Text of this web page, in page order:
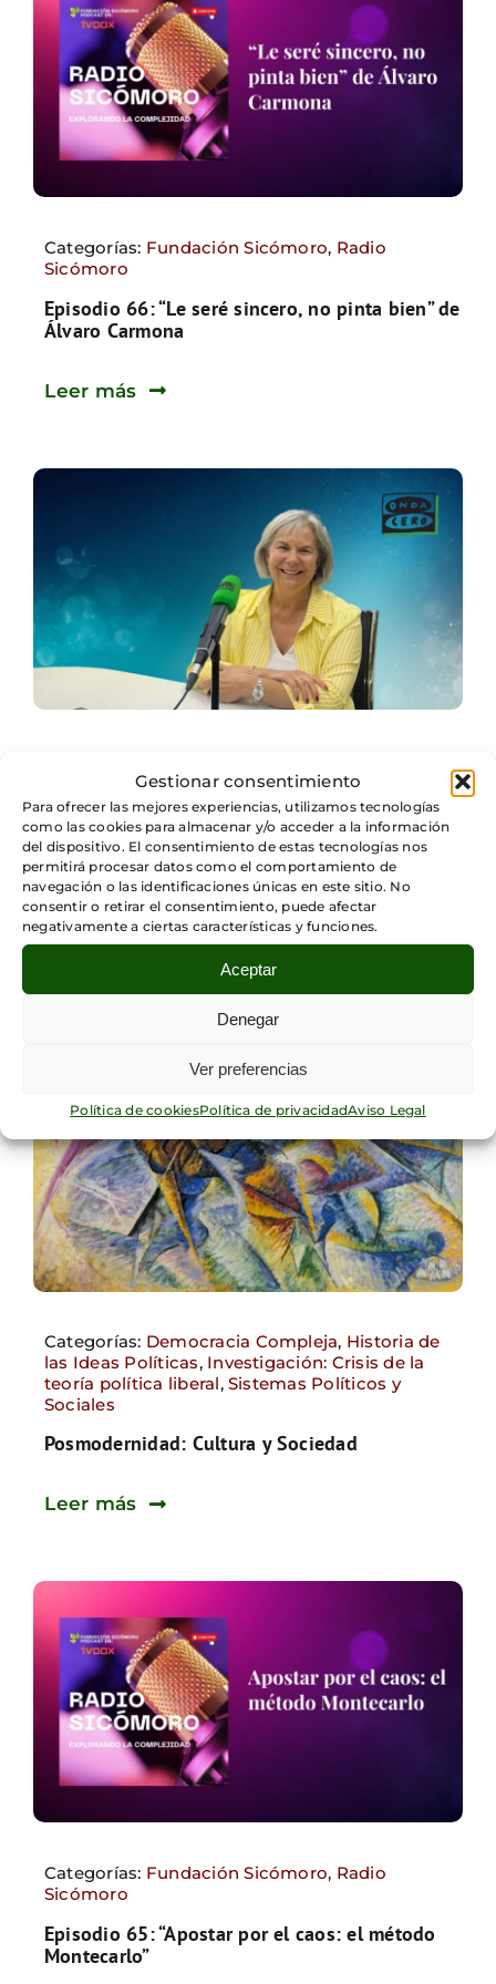
Gestionar consentimiento
Para ofrecer las mejores experiencias, utilizamos tecnologías
como las cookies para almacenar y/o acceder a la información
del dispositivo. El consentimiento de estas tecnologías nos
permitirá procesar datos como el comportamiento de
navegación o las identificaciones únicas en este sitio. No
consentir o retirar el consentimiento, puede afectar
negativamente a ciertas características y funciones.
Aceptar
Denegar
Ver preferencias
Política de cookiesPolítica de privacidadAviso Legal
Categorías: Fundación Sicómoro, Radio
Sicómoro
Episodio 66: “Le seré sincero, no pinta bien” de
Álvaro Carmona
Leer más
Categorías: Colaboradores
Rosa María Martín Aranda: “Donde esté voy a
hacer el bien”
Leer más
Categorías: Democracia Compleja, Historia de
las Ideas Políticas, Investigación: Crisis de la
teoría política liberal, Sistemas Políticos y
Sociales
Posmodernidad: Cultura y Sociedad
Leer más
Categorías: Fundación Sicómoro, Radio
Sicómoro
Episodio 65: “Apostar por el caos: el método
Montecarlo”